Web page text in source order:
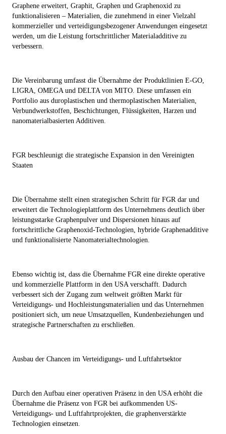
Graphene erweitert, Graphit, Graphen und Graphenoxid zu
funktionalisieren – Materialien, die zunehmend in einer Vielzahl
kommerzieller und verteidigungsbezogener Anwendungen eingesetzt
werden, um die Leistung fortschrittlicher Materialadditive zu
verbessern.
Die Vereinbarung umfasst die Übernahme der Produktlinien E-GO,
LIGRA, OMEGA und DELTA von MITO. Diese umfassen ein
Portfolio aus duroplastischen und thermoplastischen Materialien,
Verbundwerkstoffen, Beschichtungen, Flüssigkeiten, Harzen und
nanomaterialbasierten Additiven.
FGR beschleunigt die strategische Expansion in den Vereinigten
Staaten
Die Übernahme stellt einen strategischen Schritt für FGR dar und
erweitert die Technologieplattform des Unternehmens deutlich über
leistungsstarke Graphenpulver und Dispersionen hinaus auf
fortschrittliche Graphenoxid-Technologien, hybride Graphenadditive
und funktionalisierte Nanomaterialtechnologien.
Ebenso wichtig ist, dass die Übernahme FGR eine direkte operative
und kommerzielle Plattform in den USA verschafft. Dadurch
verbessert sich der Zugang zum weltweit größten Markt für
Verteidigungs- und Hochleistungsmaterialien und das Unternehmen
positioniert sich, um neue Umsatzquellen, Kundenbeziehungen und
strategische Partnerschaften zu erschließen.
Ausbau der Chancen im Verteidigungs- und Luftfahrtsektor
Durch den Aufbau einer operativen Präsenz in den USA erhöht die
Übernahme die Präsenz von FGR bei aufkommenden US-
Verteidigungs- und Luftfahrtprojekten, die graphenverstärkte
Technologien einsetzen.